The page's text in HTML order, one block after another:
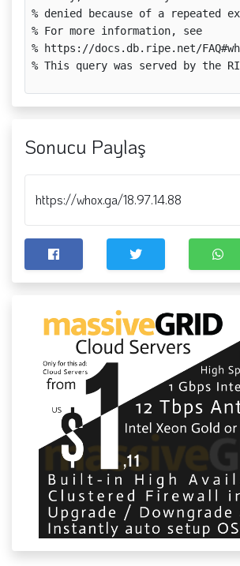
% denied because of a repeated
% For more information, see
% https://docs.db.ripe.net/
% This query was served by the
Sonucu Paylaş